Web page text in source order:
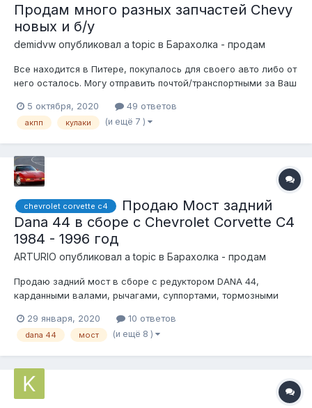
Продам много разных запчастей Chevy
новых и б/у
demidvw опубликовал a topic в Барахолка - продам
Все находится в Питере, покупалось для своего авто либо от
него осталось. Могу отправить почтой/транспортными за Ваш
лучше по телефону/WhatsUp/Telegram 8981772ЧЧ55, здесь в
личке могу пропустить. Фото по запросу. 1. К...
5 октября, 2020 49 ответов
акпп кулаки (и ещё 7 )
chevrolet corvette c4
Продаю Мост задний
Dana 44 в сборе с Chevrolet Corvette C4
1984 - 1996 год
ARTURIO опубликовал a topic в Барахолка - продам
Продаю задний мост в сборе с редуктором DANA 44,
карданными валами, рычагами, суппортами, тормозными
ступицами, крепежом.Мост куплен из Америки, без пробега
по РФ с Chevrolet Corvette C4 (Шевроле Корвет) 1984 - 1996
29 января, 2020 10 ответов
dana 44 мост (и ещё 8 )